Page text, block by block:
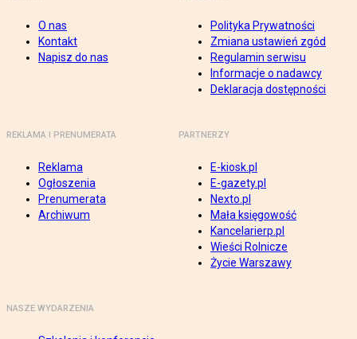
O nas
Kontakt
Napisz do nas
Polityka Prywatności
Zmiana ustawień zgód
Regulamin serwisu
Informacje o nadawcy
Deklaracja dostępności
REKLAMA I PRENUMERATA
Reklama
Ogłoszenia
Prenumerata
Archiwum
PARTNERZY
E-kiosk.pl
E-gazety.pl
Nexto.pl
Mała księgowość
Kancelarierp.pl
Wieści Rolnicze
Życie Warszawy
NASZE WYDARZENIA